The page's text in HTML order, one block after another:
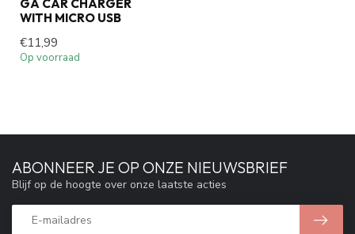
GA CAR CHARGER
WITH MICRO USB
€11,99
Op voorraad
ABONNEER JE OP ONZE NIEUWSBRIEF
Blijf op de hoogte over onze laatste acties